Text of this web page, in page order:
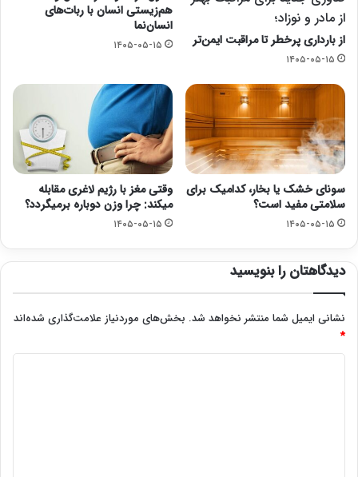
از مادر و نوزاد؛
از بارداری پرخطر تا مراقبت ایمن‌تر
۱۴۰۵-۰۵-۱۵
هم‌زیستی انسان با ربات‌های
انسان‌نما
۱۴۰۵-۰۵-۱۵
سونای خشک یا بخار، کدامیک برای
سلامتی مفید است؟
۱۴۰۵-۰۵-۱۵
وقتی مغز با رژیم لاغری مقابله
میکند: چرا وزن دوباره برمیگردد؟
۱۴۰۵-۰۵-۱۵
دیدگاهتان را بنویسید
نشانی ایمیل شما منتشر نخواهد شد. بخش‌های موردنیاز علامت‌گذاری شده‌اند
*